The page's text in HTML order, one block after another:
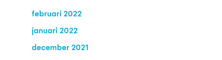
februari 2022
januari 2022
december 2021